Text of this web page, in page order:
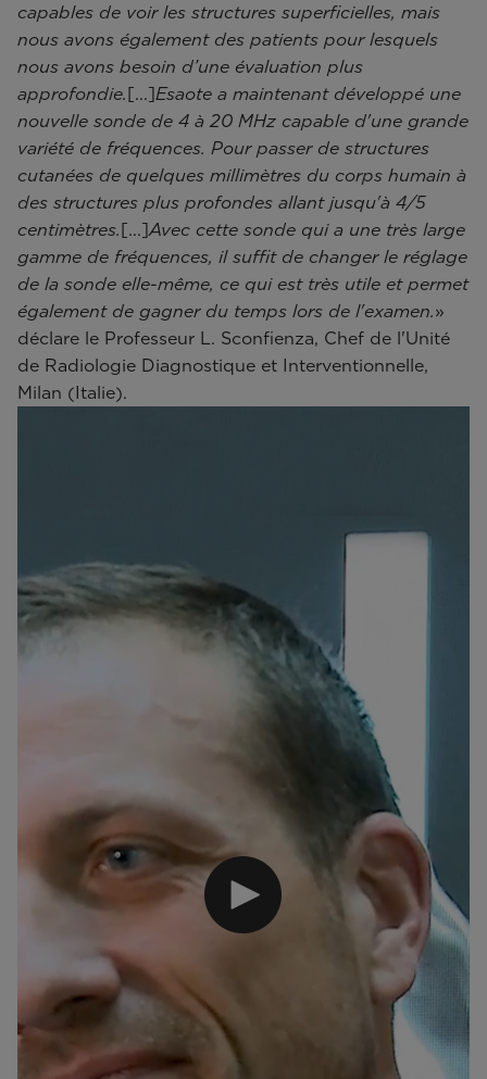
capables de voir les structures superficielles, mais
nous avons également des patients pour lesquels
nous avons besoin d’une évaluation plus
approfondie.[...]Esaote a maintenant développé une
nouvelle sonde de 4 à 20 MHz capable d'une grande
variété de fréquences. Pour passer de structures
cutanées de quelques millimètres du corps humain à
des structures plus profondes allant jusqu'à 4/5
centimètres.[...]Avec cette sonde qui a une très large
gamme de fréquences, il suffit de changer le réglage
de la sonde elle-même, ce qui est très utile et permet
également de gagner du temps lors de l'examen.»
déclare le Professeur L. Sconfienza, Chef de l'Unité
de Radiologie Diagnostique et Interventionnelle,
Milan (Italie).